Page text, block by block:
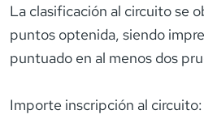
La clasificación al circuito se
puntos optenida, siendo
puntuado en al menos dos
Importe inscripción al